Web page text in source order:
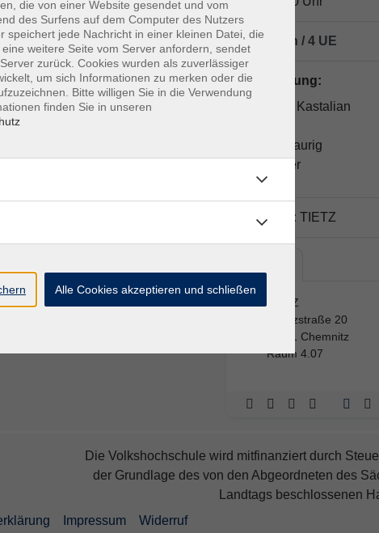
in dieser Veranstaltung über
Anregungen für
zum Gespräch einladen.
1 Termin / 4 UE
Kursleitung:
Dr. Iryna Kastalian
Franz Waurig
Historiker
Kursort: TIETZ
TIETZ
Moritzstraße 20
09111 Chemnitz
Raum 4.07
Die Volkshochschule wird mitfinanziert durch
der Grundlage des von den Abgeordneten des
Landtags beschlossenen
Impressum Widerruf
die von einer Website gesendet und vom
des Surfens auf dem Computer des Nutzers
speichert jede Nachricht in einer kleinen Datei, die
weitere Seite vom Server anfordern, sendet
zurück. Cookies wurden als zuverlässiger
um sich Informationen zu merken oder die
Bitte willigen Sie in die Verwendung
finden Sie in unseren
Alle Cookies akzeptieren und schließen